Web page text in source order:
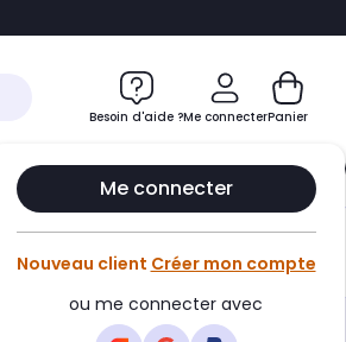
au chatbot
Besoin d'aide ?Me connecter
Me connecter
Nouveau client Créer mon compte
ou me connecter avec
Panier
Le Club Infinity
au panier •